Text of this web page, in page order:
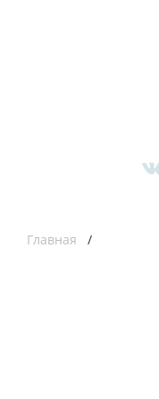
Главная /